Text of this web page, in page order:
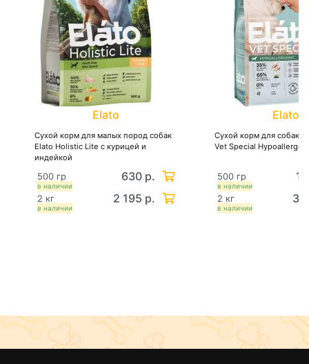
Обеспечение физиологических потребностей в
питании 75% белков животного происхождения
Не содержит пшеницы, кукурузы, сои
Правильное соотношение кальция и фосфора Баланс
жирных кислот Омега-3 и Омега-6
Корм не содержит ГМО
Elato
Сухой корм для малых пород собак
Elato Holistic Lite с курицей и
индейкой
в наличии
500 гр 630 р.
в наличии
2 кг 2 195 р.
Elato
Сухой корм для собак
Vet Special
в наличии
500 гр 1
в наличии
2 кг 3